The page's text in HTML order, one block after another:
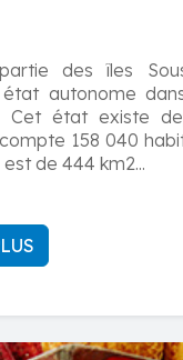
des îles
autonome
Cet état existe
158 040
de 444 km2...